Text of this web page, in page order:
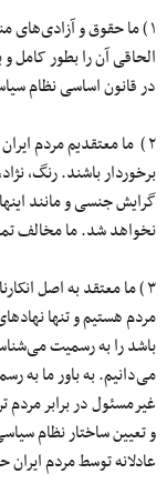
۱ ) ما حقوق و آزادی‌های
الحاقی آن را بطور کامل
در قانون اساسی نظام
۲ ) ما معتقدیم مردم
برخوردار باشند. رنگ،
گرایش جنسی و مانند
نخواهد شد. ما مخالف
۳ ) ما معتقد به اصل
مردم هستیم و تنها
باشد را به رسمیت
می‌دانیم. به باور ما به
غیرمسئول در برابر
و تعیین ساختار نظام
عادلانه توسط مردم